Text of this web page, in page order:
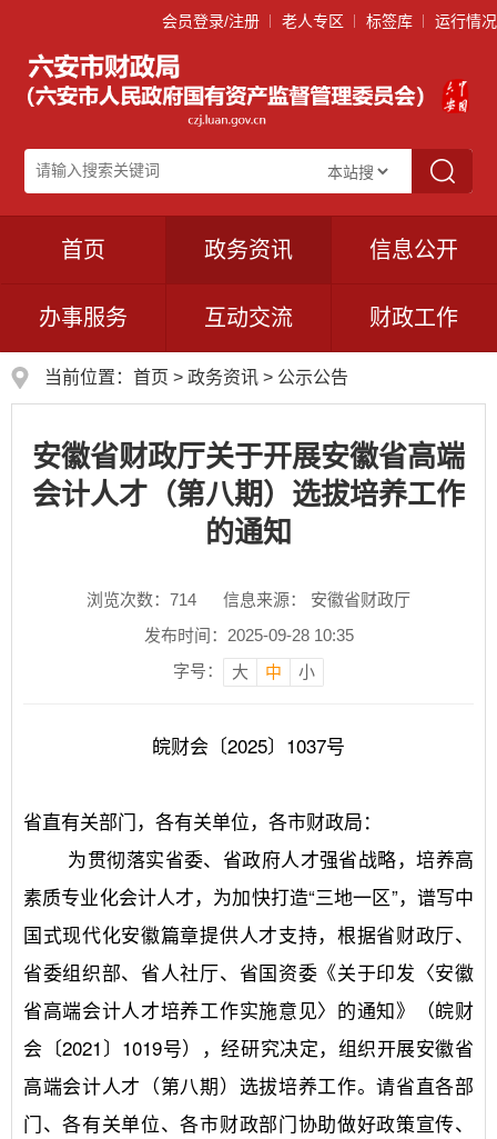
会员登录/注册 老人专区 标签库 运行情况
首页 政务资讯 信息公开
办事服务 互动交流 财政工作
当前位置： 首页 > 政务资讯 > 公示公告
安徽省财政厅关于开展安徽省高端
会计人才（第八期）选拔培养工作
的通知
浏览次数： 714
信息来源： 安徽省财政厅
发布时间：2025-09-28 10:35
字号：
大 中 小
皖财会〔2025〕1037号
省直有关部门，各有关单位，各市财政局：
素质专业化会计人才，为加快打造“三地一区”，谱写中
国式现代化安徽篇章提供人才支持，根据省财政厅、
省委组织部、省人社厅、省国资委《关于印发〈安徽
省高端会计人才培养工作实施意见〉的通知》（皖财
会〔2021〕1019号），经研究决定，组织开展安徽省
高端会计人才（第八期）选拔培养工作。请省直各部
门、各有关单位、各市财政部门协助做好政策宣传、